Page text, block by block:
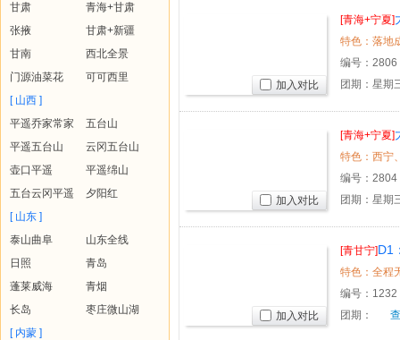
甘肃
青海+甘肃
张掖
甘肃+新疆
甘南
西北全景
门源油菜花
可可西里
[ 山西 ]
平遥乔家常家
五台山
平遥五台山
云冈五台山
壶口平遥
平遥绵山
五台云冈平遥
夕阳红
[ 山东 ]
泰山曲阜
山东全线
日照
青岛
蓬莱威海
青烟
长岛
枣庄微山湖
[ 内蒙 ]
[青海+宁夏]
编号： 2806
团期：星期
加入对比
[青海+宁夏]
特色：西宁
编号： 2804
团期：星期
加入对比
[青甘宁]D1
特色：全程
编号： 1232
团期：
加入对比